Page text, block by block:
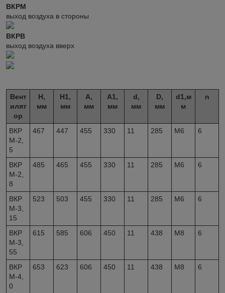
ВКРМ
выход воздуха в стороны
ВКРВ
выход воздуха вверх
Вент
илят
ор
Н,
мм
Н1,
мм
А,
мм
А1,
мм
d,
мм
D,
мм
d1,м
м
n
ВКР
М-2,
5
467 447 455 330 11 285 М6 6
ВКР
М-2,
8
485 465 455 330 11 285 М6 6
ВКР
М-3,
15
523 503 455 330 11 285 М6 6
ВКР
М-3,
55
615 585 606 450 11 438 М8 6
ВКР
М-4,
0
653 623 606 450 11 438 М8 6